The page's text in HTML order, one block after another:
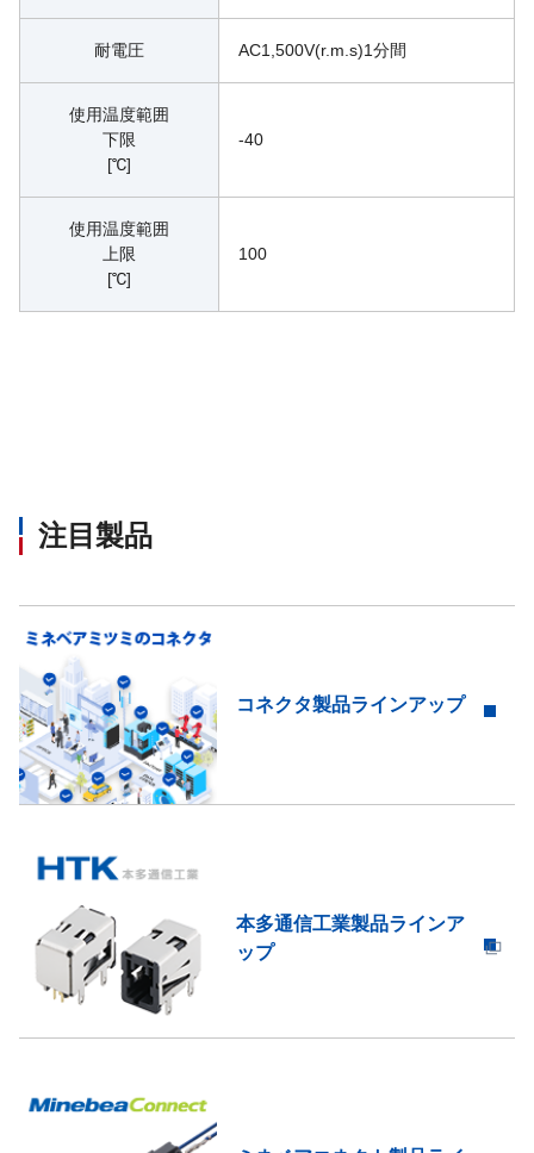
耐電圧 AC1,500V(r.m.s)1分間
使用温度範囲
下限
[℃]
-40
使用温度範囲
上限
[℃]
100
注目製品
コネクタ製品ラインアップ
本多通信工業製品ラインア
ップ